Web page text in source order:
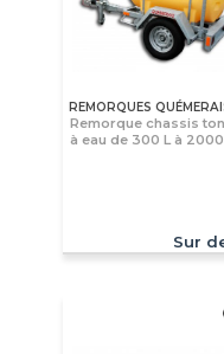
REMORQUES
Remorque chassis
à eau de 300 L à
Sur